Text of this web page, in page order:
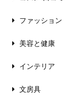
ファッション
美容と健康
インテリア
文房具